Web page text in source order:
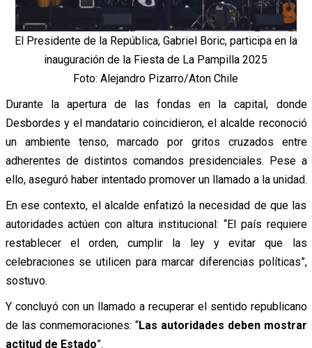
El Presidente de la República, Gabriel Boric, participa en la
inauguración de la Fiesta de La Pampilla 2025
Foto: Alejandro Pizarro/Aton Chile
Durante la apertura de las fondas en la capital, donde
Desbordes y el mandatario coincidieron, el alcalde reconoció
un ambiente tenso, marcado por gritos cruzados entre
adherentes de distintos comandos presidenciales. Pese a
ello, aseguró haber intentado promover un llamado a la unidad.
En ese contexto, el alcalde enfatizó la necesidad de que las
autoridades actúen con altura institucional: “El país requiere
restablecer el orden, cumplir la ley y evitar que las
celebraciones se utilicen para marcar diferencias políticas”,
sostuvo.
Y concluyó con un llamado a recuperar el sentido republicano
de las conmemoraciones: “Las autoridades deben mostrar
actitud de Estado”.